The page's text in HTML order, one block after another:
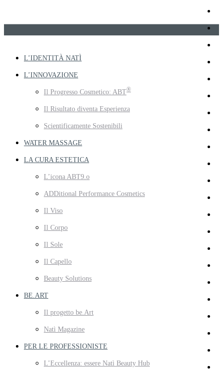
L’IDENTITÀ NATÌ
L’INNOVAZIONE
Il Progresso Cosmetico: ABT®
Il Risultato diventa Esperienza
Scientificamente Sostenibili
WATER MASSAGE
LA CURA ESTETICA
L’icona ABT9.o
ADDitional Performance Cosmetics
Il Viso
Il Corpo
Il Sole
Il Capello
Beauty Solutions
BE.ART
Il progetto be.Art
Natì Magazine
PER LE PROFESSIONISTE
L’Eccellenza: essere Natì Beauty Hub